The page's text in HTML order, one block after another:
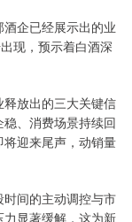
企已经展示出的业
现，预示着白酒深
放出的三大关键信
、消费场景持续回
迎来尾声，动销量
间的主动调控与市
显著缓解，这为新